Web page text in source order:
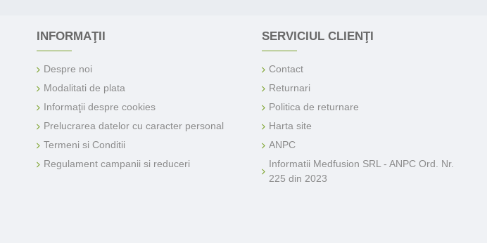
INFORMAŢII
Despre noi
Modalitati de plata
Informaţii despre cookies
Prelucrarea datelor cu caracter personal
Termeni si Conditii
Regulament campanii si reduceri
SERVICIUL CLIENŢI
Contact
Returnari
Politica de returnare
Harta site
ANPC
Informatii Medfusion SRL - ANPC Ord. Nr.
225 din 2023